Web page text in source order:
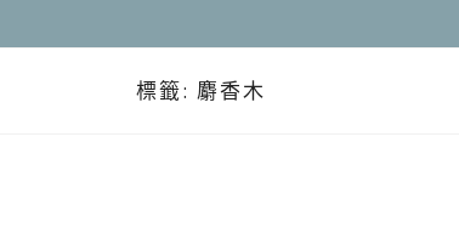
標籤: 麝香木